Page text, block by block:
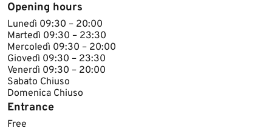
Opening hours
​Lunedì 09:30 – 20:00
Martedì 09:30 – 23:30
Mercoledì 09:30 – 20:00
Giovedì 09:30 – 23:30
Venerdì 09:30 – 20:00
Sabato Chiuso
Domeni​ca Chiuso​​
Entrance
Free